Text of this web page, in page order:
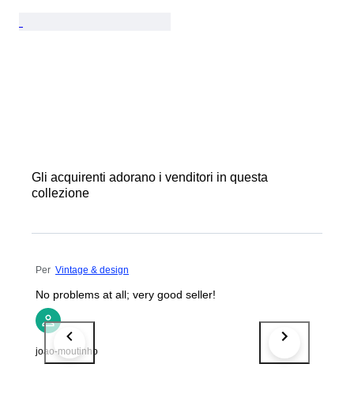
Gli acquirenti adorano i venditori in questa
collezione
Per Vintage & design
No problems at all; very good seller!
joao-moutinho